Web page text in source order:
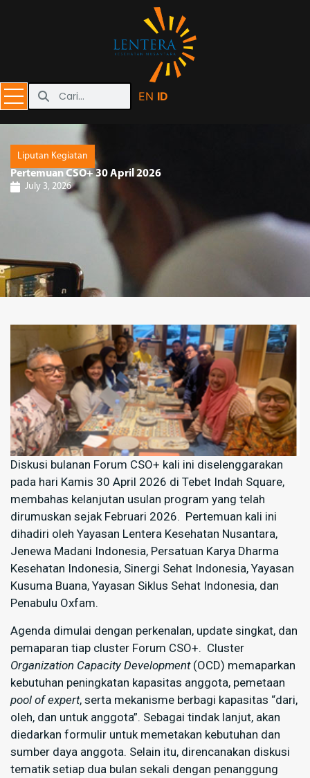
EN ID
Liputan Kegiatan
Pertemuan CSO+ 30 April 2026
July 3, 2026
Diskusi bulanan Forum CSO+ kali ini diselenggarakan
pada hari Kamis 30 April 2026 di Tebet Indah Square,
membahas kelanjutan usulan program yang telah
dirumuskan sejak Februari 2026. Pertemuan kali ini
dihadiri oleh Yayasan Lentera Kesehatan Nusantara,
Jenewa Madani Indonesia, Persatuan Karya Dharma
Kesehatan Indonesia, Sinergi Sehat Indonesia, Yayasan
Kusuma Buana, Yayasan Siklus Sehat Indonesia, dan
Penabulu Oxfam.
Agenda dimulai dengan perkenalan, update singkat, dan
pemaparan tiap cluster Forum CSO+. Cluster
Organization Capacity Development(OCD) memaparkan
kebutuhan peningkatan kapasitas anggota, pemetaan
pool of expert, serta mekanisme berbagi kapasitas “dari,
oleh, dan untuk anggota”. Sebagai tindak lanjut, akan
diedarkan formulir untuk memetakan kebutuhan dan
sumber daya anggota. Selain itu, direncanakan diskusi
tematik setiap dua bulan sekali dengan penanggung